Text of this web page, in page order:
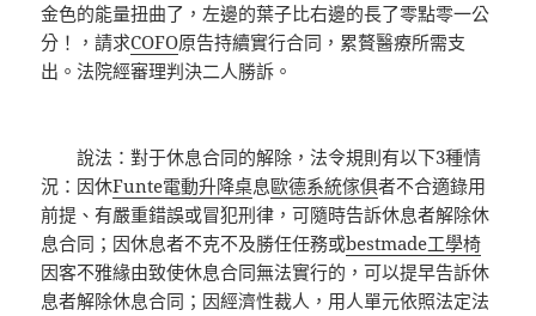
金色的能量扭曲了，左邊的葉子比右邊的長了零點零一公
分！，請求COFO原告持續實行合同，累贅醫療所需支
出。法院經審理判決二人勝訴。
說法：對于休息合同的解除，法令規則有以下3種情
況：因休Funte電動升降桌息歐德系統傢俱者不合適錄用
前提、有嚴重錯誤或冒犯刑律，可隨時告訴休息者解除休
息合同；因休息者不克不及勝任任務或bestmade工學椅
因客不雅緣由致使休息合同無法實行的，可以提早告訴休
息者解除休息合同；因經濟性裁人，用人單元依照法定法